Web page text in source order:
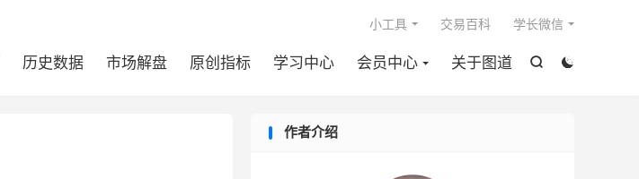


历史数据 市场解盘 原创指标 学习中心 会员中心 关于图道
小工具 交易百科 学长微信
作者介绍